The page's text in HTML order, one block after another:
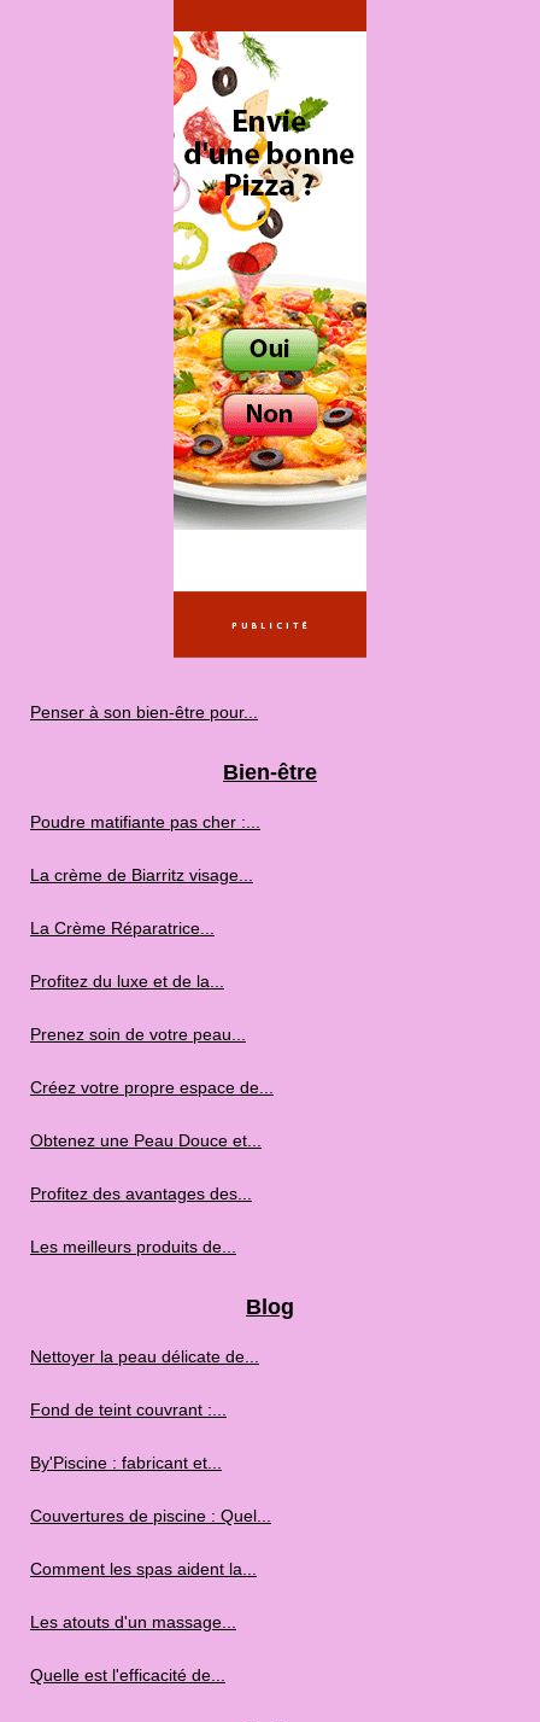
Penser à son bien-être pour...
Bien-être
Poudre matifiante pas cher :...
La crème de Biarritz visage...
La Crème Réparatrice...
Profitez du luxe et de la...
Prenez soin de votre peau...
Créez votre propre espace de...
Obtenez une Peau Douce et...
Profitez des avantages des...
Les meilleurs produits de...
Blog
Nettoyer la peau délicate de...
Fond de teint couvrant :...
By'Piscine : fabricant et...
Couvertures de piscine : Quel...
Comment les spas aident la...
Les atouts d'un massage...
Quelle est l'efficacité de...